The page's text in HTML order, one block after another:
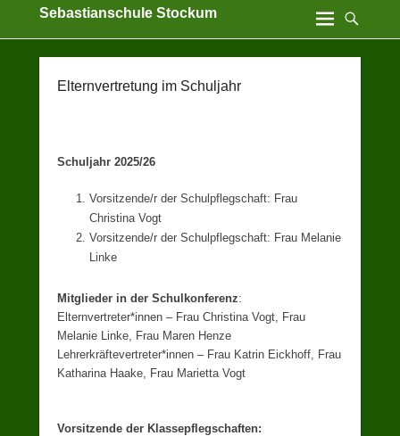
Sebastianschule Stockum
Elternvertretung im Schuljahr
Schuljahr 2025/26
Vorsitzende/r der Schulpflegschaft: Frau
Christina Vogt
Vorsitzende/r der Schulpflegschaft: Frau Melanie
Linke
Mitglieder in der Schulkonferenz:
Elternvertreter*innen – Frau Christina Vogt, Frau
Melanie Linke, Frau Maren Henze
Lehrerkräftevertreter*innen – Frau Katrin Eickhoff, Frau
Katharina Haake, Frau Marietta Vogt
Vorsitzende der Klassepflegschaften: